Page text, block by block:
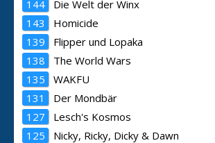
144
Die Welt der Winx
143
Homicide
139
Flipper und Lopaka
138
The World Wars
135
WAKFU
131
Der Mondbär
127
Lesch's Kosmos
125
Nicky, Ricky, Dicky & Dawn